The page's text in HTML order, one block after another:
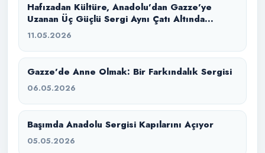
Hafızadan Kültüre, Anadolu’dan Gazze’ye
Uzanan Üç Güçlü Sergi Aynı Çatı Altında
Buluştu
11.05.2026
Gazze’de Anne Olmak: Bir Farkındalık Sergisi
06.05.2026
Başımda Anadolu Sergisi Kapılarını Açıyor
05.05.2026